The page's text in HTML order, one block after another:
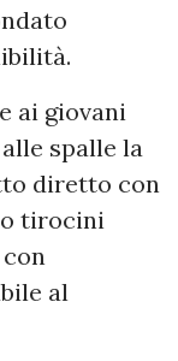
ai giovani
spalle la
diretto con
tirocini
al